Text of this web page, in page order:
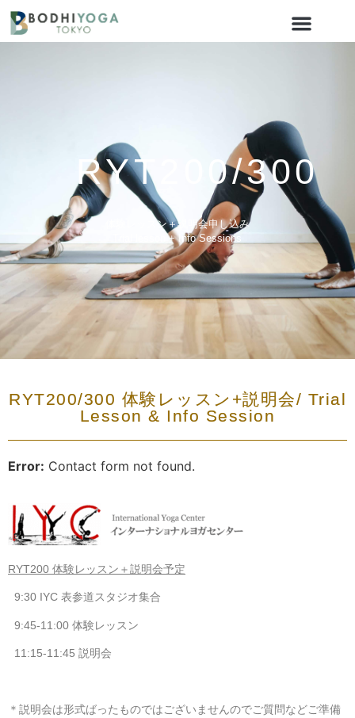
RYT200/300
体験レッスン＋説明会申し込み
Trial lesson + Info Sessions
RYT200/300 体験レッスン+説明会/ Trial
Lesson & Info Session
Error: Contact form not found.
RYT200 体験レッスン＋説明会予定
9:30 IYC 表参道スタジオ集合
9:45-11:00 体験レッスン
11:15-11:45 説明会
＊説明会は形式ばったものではございませんのでご質問などご準備